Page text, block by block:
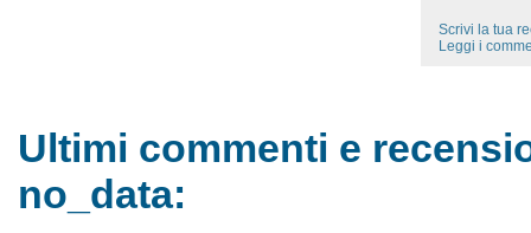
Scrivi la tua
Leggi i
Ultimi commenti e
no_data: